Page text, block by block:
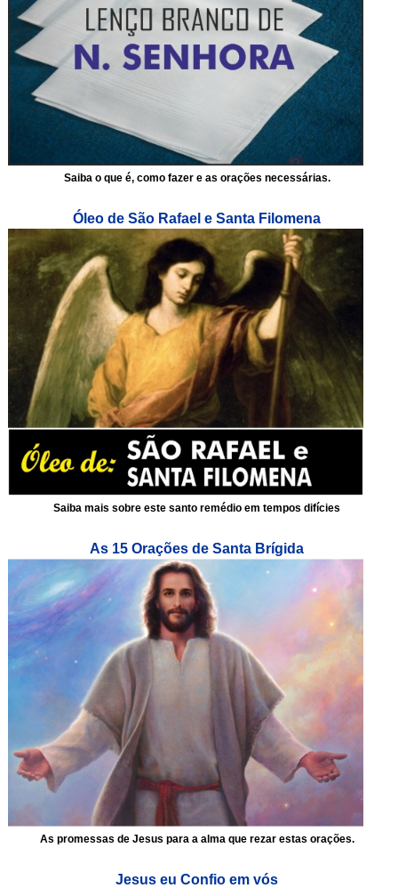
Saiba o que é, como fazer e as orações necessárias.
Óleo de São Rafael e Santa Filomena
Saiba mais sobre este santo remédio em tempos difícies
As 15 Orações de Santa Brígida
As promessas de Jesus para a alma que rezar estas orações.
Jesus eu Confio em vós